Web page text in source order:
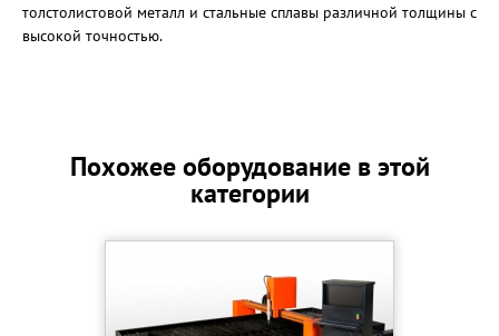
толстолистовой металл и стальные сплавы различной толщины с
высокой точностью.
Похожее оборудование в этой
категории